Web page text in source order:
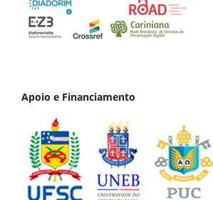
Apoio e Financiamento